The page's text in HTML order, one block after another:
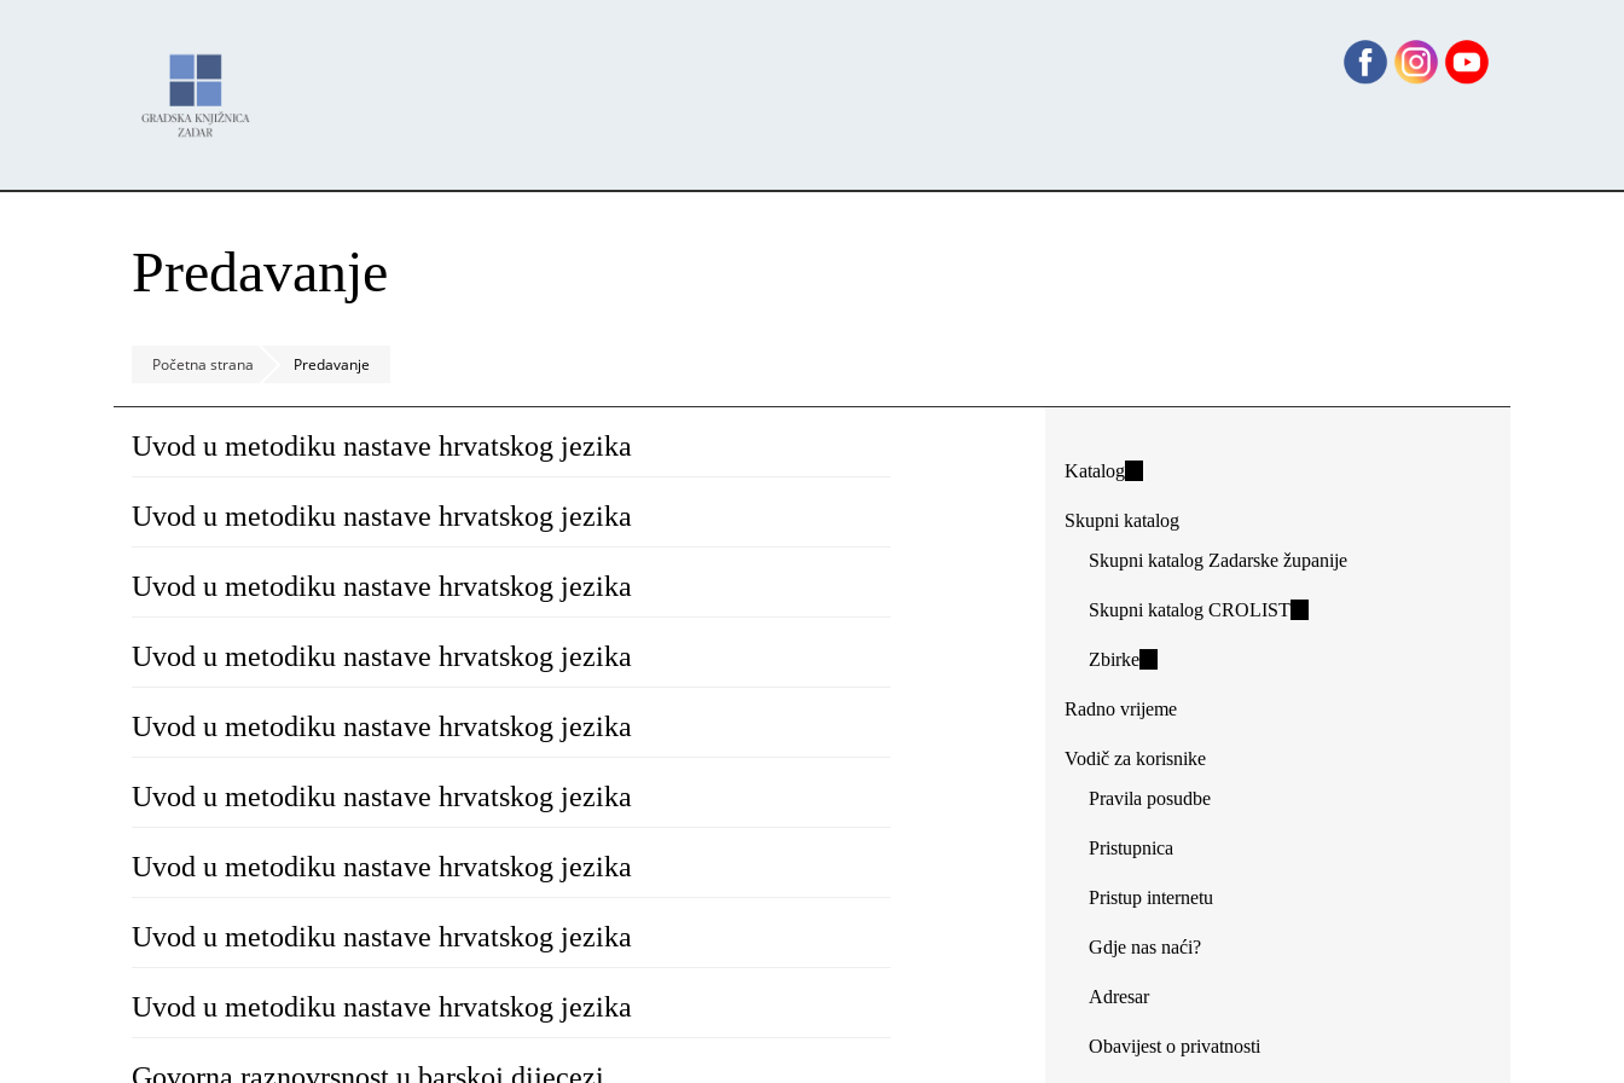
Predavanje
Početna strana Predavanje
Uvod u metodiku nastave hrvatskog jezika
Uvod u metodiku nastave hrvatskog jezika
Uvod u metodiku nastave hrvatskog jezika
Uvod u metodiku nastave hrvatskog jezika
Uvod u metodiku nastave hrvatskog jezika
Uvod u metodiku nastave hrvatskog jezika
Uvod u metodiku nastave hrvatskog jezika
Uvod u metodiku nastave hrvatskog jezika
Uvod u metodiku nastave hrvatskog jezika
Katalog(link
external)
Skupni katalog
Skupni katalog Zadarske županije
Skupni katalog CROLIST(link
Zbirke(link
external)
Radno vrijeme
Vodič za korisnike
Pravila posudbe
Pristupnica
Pristup internetu
Gdje nas naći?
Adresar
Obavijest o privatnosti